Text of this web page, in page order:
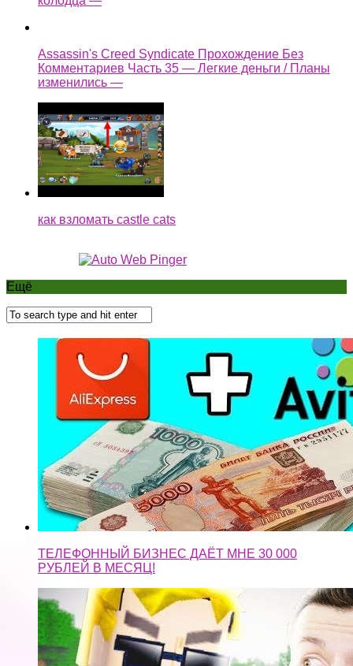
Assassin's Creed Syndicate Прохождение Без
Комментариев Часть 35 — Легкие деньги / Планы
изменились —
как взломать castle cats
Ещё
ТЕЛЕФОННЫЙ БИЗНЕС ДАЁТ МНЕ 30 000
РУБЛЕЙ В МЕСЯЦ!